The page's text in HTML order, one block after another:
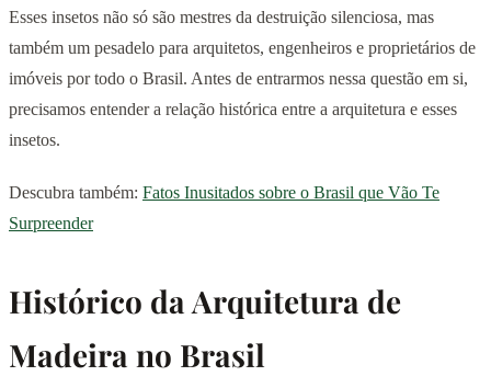
Esses insetos não só são mestres da destruição silenciosa, mas
também um pesadelo para arquitetos, engenheiros e proprietários de
imóveis por todo o Brasil. Antes de entrarmos nessa questão em si,
precisamos entender a relação histórica entre a arquitetura e esses
insetos.
Descubra também: Fatos Inusitados sobre o Brasil que Vão Te
Surpreender
Histórico da Arquitetura de
Madeira no Brasil